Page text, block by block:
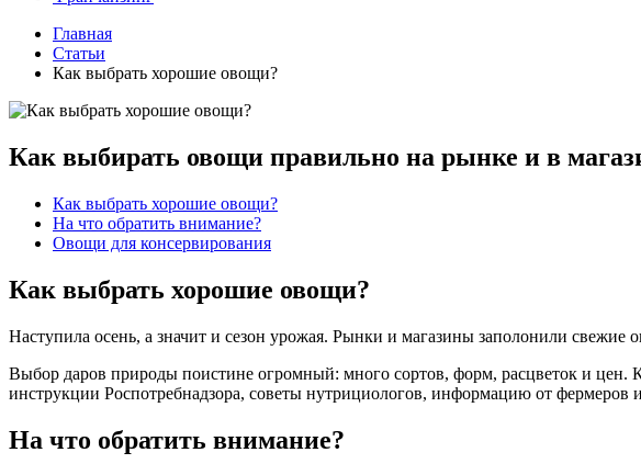
Главная
Статьи
Как выбрать хорошие овощи?
Как выбирать овощи правильно на рынке и в
Как выбрать хорошие овощи?
На что обратить внимание?
Овощи для консервирования
Как выбрать хорошие овощи?
Наступила осень, а значит и сезон урожая. Рынки и магазины заполонили
Выбор даров природы поистине огромный: много сортов, форм, расцветок и цен.
инструкции Роспотребнадзора, советы нутрициологов, информацию от фермеров
На что обратить внимание?